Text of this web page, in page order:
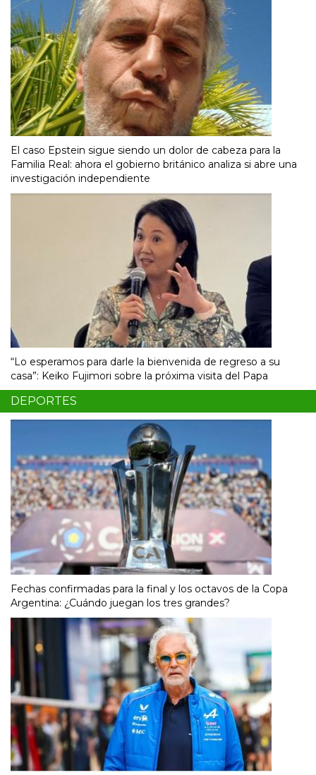
El caso Epstein sigue siendo un dolor de cabeza para la
Familia Real: ahora el gobierno británico analiza si abre una
investigación independiente
“Lo esperamos para darle la bienvenida de regreso a su
casa”: Keiko Fujimori sobre la próxima visita del Papa
DEPORTES
Fechas confirmadas para la final y los octavos de la Copa
Argentina: ¿Cuándo juegan los tres grandes?